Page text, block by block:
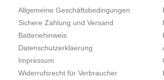
Allgemeine Geschäftsbedingungen
Sichere Zahlung und Versand
Batteriehinweis
Datenschutzerklaerung
Impressum
Widerrufsrecht für Verbraucher